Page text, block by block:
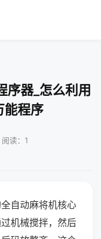
序器_怎么利用
能程序
读：1
自动麻将机核心
机械搅拌，然后